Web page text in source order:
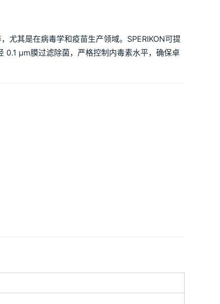
尤其是在病毒学和疫苗生产领域。SPERIKON可提
0.1 μm膜过滤除菌，严格控制内毒素水平，确保卓